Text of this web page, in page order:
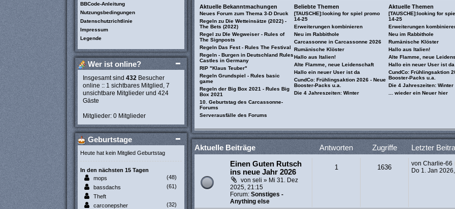
Aktuelle Bekanntmachungen Beliebte Themen Aktuelle Themen
Neues Forum zum Thema 3-D Druck
Regeln zu Die Wetteinsätze (2022) -
The Bets (2022)
Regel zu DIe Wegweiser - Rules of
The Signposts
Regeln Das Fest - Rules The Festival
Regeln - Burgen in Deutschland Rules
Castles in Germany
RIP "Klaus Teuber"
Regeln Grundspiel - Rules basic
game
Regeln der Big Box 2021 - Rules Big
Box 2021
10. Geburtstag des Carcassonne-
Forums
Serverausfälle des Forums
[TAUSCHE]:looking for spiel promo
14-25
Erweiterungen kombinieren
Neu im Rabbithole
Carcassonne in Carcassonne 2026
Rumänische Klöster
Hallo aus Italien!
Alte Flamme, neue Leidenschaft
Hallo ein neuer User ist da
CundCo: Frühlingsaktion 2026 - Neue
Booster-Packs u.a.
Die 4 Jahreszeiten: Winter
[TAUSCHE]:looking for
14-25
Erweiterungen
Neu im Rabbithole
Rumänische Klöster
Hallo aus Italien!
Alte Flamme, neue
Hallo ein neuer User ist da
CundCo: Frühlingsaktion
Booster-Packs u.a.
Die 4 Jahreszeiten: Winter
... wieder ein Neuer hier
Aktuelle Beiträge Antworten Zugriffe Letzter
Einen Guten Rutsch
ins neue Jahr 2026
von seli » Mi 31. Dez
2025, 21:15
Forum: Sonstiges -
Anything else
1 1636 vonCharlie-66
Do 1. Jan
BBCode-Anleitung
Nutzungsbedingungen
Datenschutzrichtlinie
Impressum
Legende
Wer ist online?
Insgesamt sind 432Besucher
online :: 1 sichtbares Mitglied, 7
unsichtbare Mitglieder und 424
Gäste
Mitglieder: 0 Mitglieder
Geburtstage
Heute hat kein Mitglied Geburtstag
In den nächsten 15 Tagen
mops
(48)
bassdachs
(61)
Theft
carconepsher
(32)